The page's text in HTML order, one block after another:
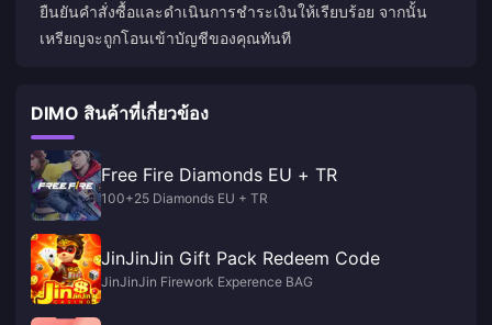
ยืนยันคำสั่งซื้อและดำเนินการชำระเงินให้เรียบร้อย จากนั้น
เหรียญจะถูกโอนเข้าบัญชีของคุณทันที
DIMO สินค้าที่เกี่ยวข้อง
Free Fire Diamonds EU + TR
100+25 Diamonds EU + TR
JinJinJin Gift Pack Redeem Code
JinJinJin Firework Experence BAG